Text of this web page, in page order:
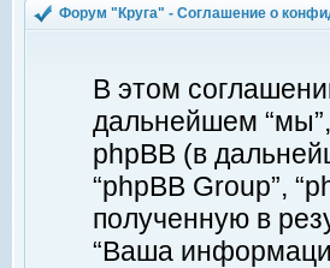
Форум "Круга" - Соглашение о
В этом
дальнейшем “мы”,
phpBB (в
“phpBB Group”,
полученную в
“Ваша